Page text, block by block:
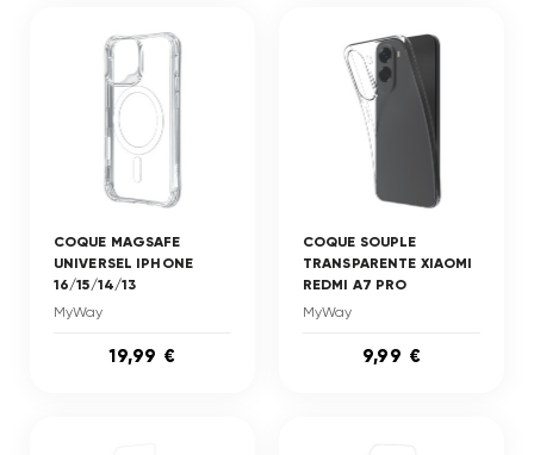
COQUE MAGSAFE
UNIVERSEL IPHONE
16/15/14/13
MyWay
19,99 €
COQUE SOUPLE
TRANSPARENTE XIAOMI
REDMI A7 PRO
MyWay
9,99 €